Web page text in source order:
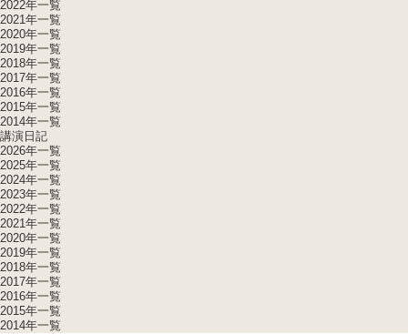
2022年一覧
2021年一覧
2020年一覧
2019年一覧
2018年一覧
2017年一覧
2016年一覧
2015年一覧
2014年一覧
講演日記
2026年一覧
2025年一覧
2024年一覧
2023年一覧
2022年一覧
2021年一覧
2020年一覧
2019年一覧
2018年一覧
2017年一覧
2016年一覧
2015年一覧
2014年一覧